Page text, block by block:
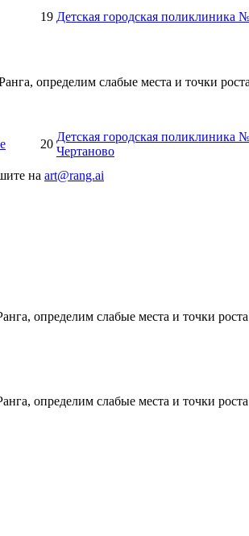
19 Детская городская поликлиника
определим слабые места и точки
20
Детская городская поликлиника
Чертаново
на art@rang.ai
определим слабые места и точки
определим слабые места и точки роста